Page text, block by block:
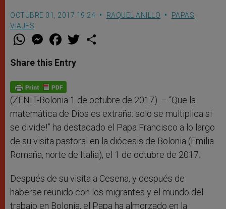
OCTUBRE 01, 2017 19:24 RAQUEL ANILLO PAPAS
VIAJES
W
t
s
p
p
M
e
s
e
g
e
r
F
a
e
b
o
k
w
Share this Entry
(ZENIT-Bolonia 1 de octubre de 2017). – “Que la
matemática de Dios es extraña: solo se multiplica si
se divide!” ha destacado el Papa Francisco a lo largo
de su visita pastoral en la diócesis de Bolonia (Emilia
Romaña, norte de Italia), el 1 de octubre de 2017.
Después de su visita a Cesena, y después de
haberse reunido con los migrantes y el mundo del
trabajo en Bolonia, el Papa ha almorzado en la